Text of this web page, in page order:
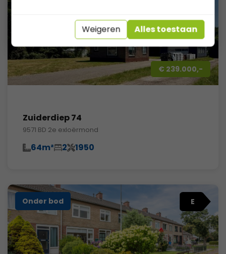
€ 239.000,-
Zuiderdiep 74
9571 BD 2e exloërmond
64m² 2 1950
E
Onder bod
Weigeren Alles toestaan